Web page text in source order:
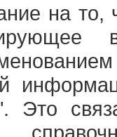
на то,
Это